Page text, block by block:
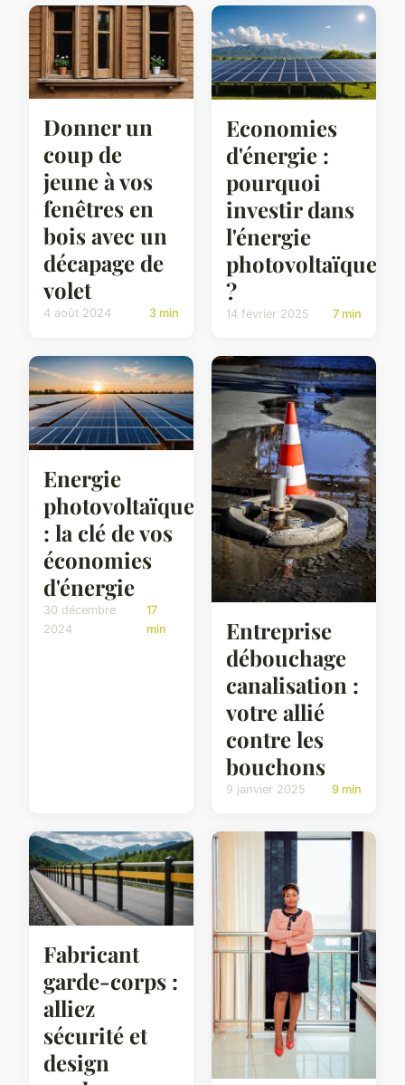
Donner un
coup de
jeune à vos
fenêtres en
bois avec un
décapage de
volet
4 août 2024 3 min
Economies
d'énergie :
pourquoi
investir dans
l'énergie
photovoltaïque
?
14 février 2025 7 min
Energie
photovoltaïque
: la clé de vos
économies
d'énergie
30 décembre
2024
17
min
Entreprise
débouchage
canalisation :
votre allié
contre les
bouchons
9 janvier 2025 9 min
Fabricant
garde-corps :
alliez
sécurité et
design